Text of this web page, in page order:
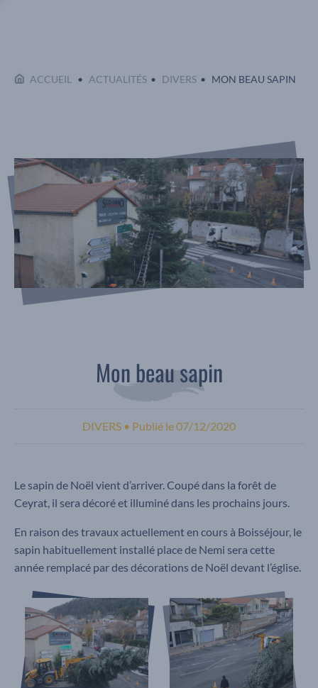
ACCUEIL ACTUALITÉS DIVERS EN COURS :
MON BEAU SAPIN
Mon beau sapin
DIVERS • Publié le07/12/2020
Le sapin de Noël vient d’arriver. Coupé dans la forêt de
Ceyrat, il sera décoré et illuminé dans les prochains jours.
En raison des travaux actuellement en cours à Boisséjour, le
sapin habituellement installé place de Nemi sera cette
année remplacé par des décorations de Noël devant l’église.